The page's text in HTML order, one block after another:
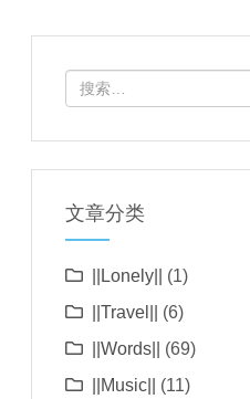
文章分类
||Lonely||
(1)
||Travel||
(6)
||Words||
(69)
||Music||
(11)